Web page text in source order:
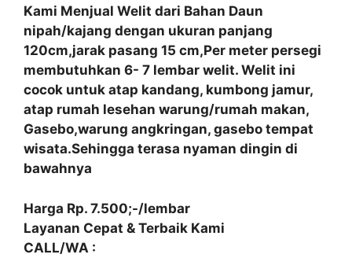
Kami Menjual Welit dari Bahan Daun
nipah/kajang dengan ukuran panjang
120cm,jarak pasang 15 cm,Per meter persegi
membutuhkan 6- 7 lembar welit. Welit ini
cocok untuk atap kandang, kumbong jamur,
atap rumah lesehan warung/rumah makan,
Gasebo,warung angkringan, gasebo tempat
wisata.Sehingga terasa nyaman dingin di
bawahnya
Harga Rp. 7.500;-/lembar
Layanan Cepat & Terbaik Kami
CALL/WA :